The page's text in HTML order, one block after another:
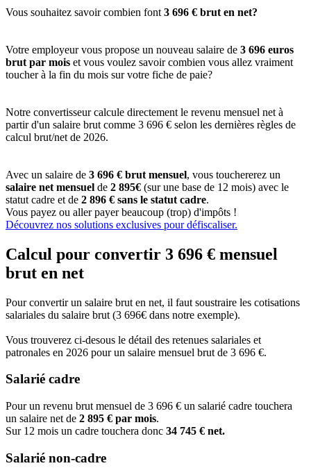
Vous souhaitez savoir combien font 3 696 € brut en net?
Votre employeur vous propose un nouveau salaire de 3 696 euros
brut par mois et vous voulez savoir combien vous allez vraiment
toucher à la fin du mois sur votre fiche de paie?
Notre convertisseur calcule directement le revenu mensuel net à
partir d'un salaire brut comme 3 696 € selon les dernières règles de
calcul brut/net de 2026.
Avec un salaire de 3 696 € brut mensuel, vous touchererez un
salaire net mensuel de 2 895€ (sur une base de 12 mois) avec le
statut cadre et de 2 896 € sans le statut cadre.
Vous payez ou aller payer beaucoup (trop) d'impôts !
Découvrez nos solutions exclusives pour défiscaliser.
Calcul pour convertir 3 696 € mensuel
brut en net
Pour convertir un salaire brut en net, il faut soustraire les cotisations
salariales du salaire brut (3 696€ dans notre exemple).
Vous trouverez ci-desous le détail des retenues salariales et
patronales en 2026 pour un salaire mensuel brut de 3 696 €.
Salarié cadre
Pour un revenu brut mensuel de 3 696 € un salarié cadre touchera
un salaire net de 2 895 € par mois.
Sur 12 mois un cadre touchera donc 34 745 € net.
Salarié non-cadre